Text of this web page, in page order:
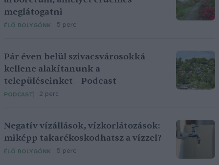
meglátogatni
ÉLŐ BOLYGÓNK 5 perc
Pár éven belül szivacsvárosokká
kellene alakítanunk a
településeinket – Podcast
PODCAST 2 perc
Negatív vízállások, vízkorlátozások:
miképp takarékoskodhatsz a vízzel?
ÉLŐ BOLYGÓNK 5 perc